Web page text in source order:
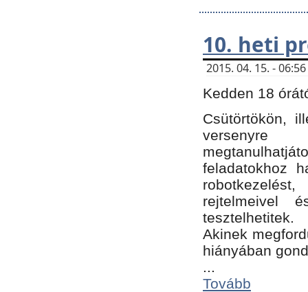
10. heti
2015. 04. 15. -
Kedden 18
Csütörtökön,
versenyre
feladatokhoz
rejtelmeivel
tesztelhetitek.
Akinek
hiányában
...
Tovább